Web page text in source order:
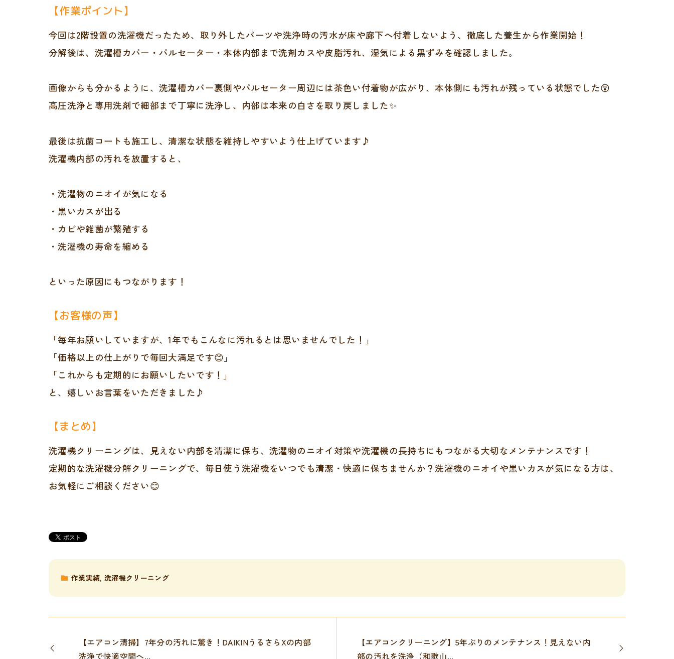
【作業ポイント】
今回は2階設置の洗濯機だったため、取り外したパーツや洗浄時の汚水が床や廊下へ付着しないよう、徹底した養生から作業開始！
分解後は、洗濯槽カバー・パルセーター・本体内部まで洗剤カスや皮脂汚れ、湿気による黒ずみを確認しました。
画像からも分かるように、洗濯槽カバー裏側やパルセーター周辺には茶色い付着物が広がり、本体側にも汚れが残っている状態でした😲
高圧洗浄と専用洗剤で細部まで丁寧に洗浄し、内部は本来の白さを取り戻しました✨
最後は抗菌コートも施工し、清潔な状態を維持しやすいよう仕上げています♪
洗濯機内部の汚れを放置すると、
・洗濯物のニオイが気になる
・黒いカスが出る
・カビや雑菌が繁殖する
・洗濯機の寿命を縮める
といった原因にもつながります！
【お客様の声】
「毎年お願いしていますが、1年でもこんなに汚れるとは思いませんでした！」
「価格以上の仕上がりで毎回大満足です😊」
「これからも定期的にお願いしたいです！」
と、嬉しいお言葉をいただきました♪
【まとめ】
洗濯機クリーニングは、見えない内部を清潔に保ち、洗濯物のニオイ対策や洗濯機の長持ちにもつながる大切なメンテナンスです！
定期的な洗濯機分解クリーニングで、毎日使う洗濯機をいつでも清潔・快適に保ちませんか？洗濯機のニオイや黒いカスが気になる方は、
お気軽にご相談ください😊
作業実績,洗濯機クリーニング
【エアコン清掃】7年分の汚れに驚き！DAIKINうるさらXの内部
洗浄で快適空間へ...
【エアコンクリーニング】5年ぶりのメンテナンス！見えない内
部の汚れを洗浄（和歌山...